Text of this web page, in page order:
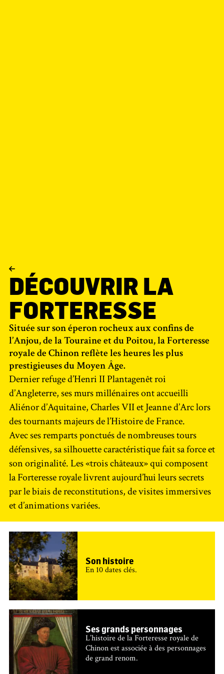
DÉCOUVRIR LA
FORTERESSE
Située sur son éperon rocheux aux confins de
l’Anjou, de la Touraine et du Poitou, la Forteresse
royale de Chinon reflète les heures les plus
prestigieuses du Moyen Âge.
Dernier refuge d’Henri II Plantagenêt roi
d’Angleterre, ses murs millénaires ont accueilli
Aliénor d’Aquitaine, Charles VII et Jeanne d’Arc lors
des tournants majeurs de l’Histoire de France.
Avec ses remparts ponctués de nombreuses tours
défensives, sa silhouette caractéristique fait sa force et
son originalité. Les «trois châteaux» qui composent
la Forteresse royale livrent aujourd’hui leurs secrets
par le biais de reconstitutions, de visites immersives
et d’animations variées.
Son histoire
En 10 dates clés.
Ses grands personnages
L’histoire de la Forteresse royale de
Chinon est associée à des personnages
de grand renom.